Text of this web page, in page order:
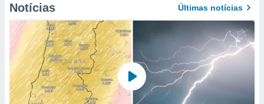
Notícias Últimas notícias